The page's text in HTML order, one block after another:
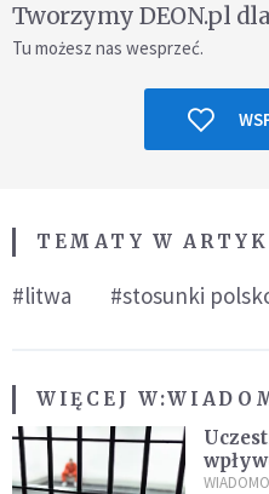
Tworzymy DEON.pl
Tu możesz nas wesprzeć.
TEMATY W
#litwa #stosunki
WIĘCEJ W:
zdanie